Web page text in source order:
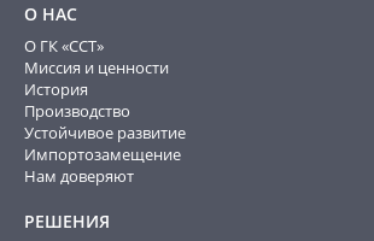
О НАС
О ГК «ССТ»
Миссия и ценности
История
Производство
Устойчивое развитие
Импортозамещение
Нам доверяют
РЕШЕНИЯ